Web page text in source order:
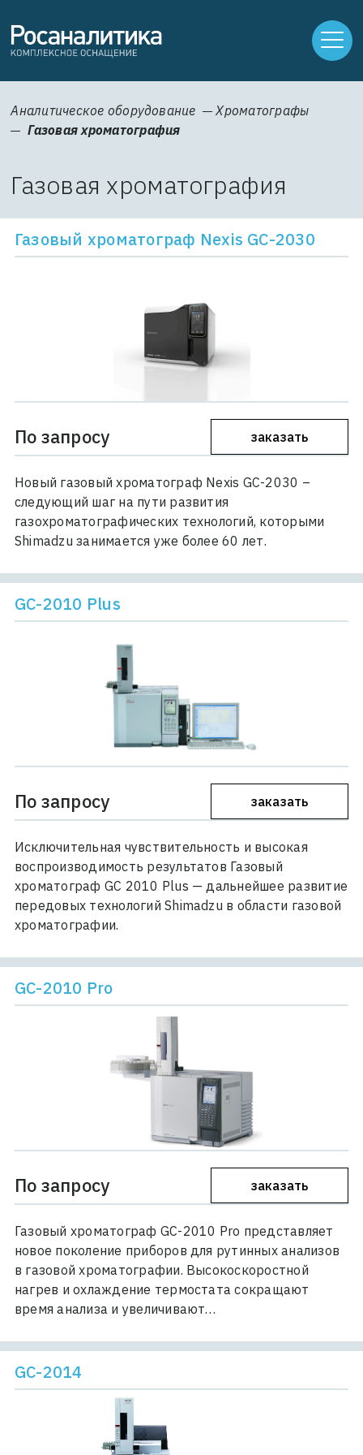
Аналитическое оборудование
Хроматографы
Газовая хроматография
Газовая хроматография
Газовый хроматограф Nexis GC-2030
По запросу заказать
Новый газовый хроматограф Nexis GC-2030 –
следующий шаг на пути развития
газохроматографических технологий, которыми
Shimadzu занимается уже более 60 лет.
GC-2010 Plus
По запросу заказать
Исключительная чувствительность и высокая
воспроизводимость результатов Газовый
хроматограф GС 2010 Plus — дальнейшее развитие
передовых технологий Shimadzu в области газовой
хроматографии.
GC-2010 Pro
По запросу заказать
Газовый хроматограф GC-2010 Pro представляет
новое поколение приборов для рутинных анализов
в газовой хроматографии. Высокоскоростной
нагрев и охлаждение термостата сокращают
время анализа и увеличивают…
GC-2014